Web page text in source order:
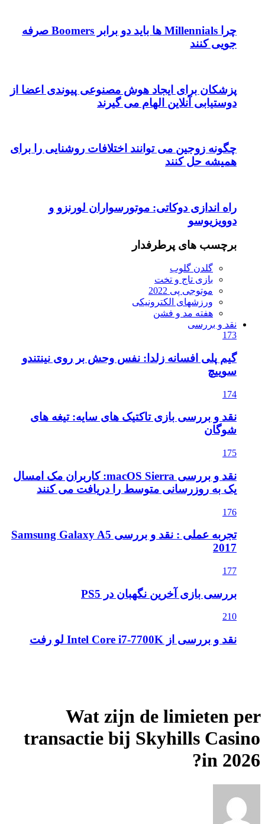
چرا Millennials ها باید دو برابر Boomers صرفه
جویی کنند
پزشکان برای ایجاد هوش مصنوعی پیوندی اعضا از
دوستیابی آنلاین الهام می گیرند
چگونه زوجین می توانند اختلافات روشنایی را برای
همیشه حل کنند
راه اندازی دوکاتی: موتورسواران لورنزو و
دوویزیوسو
برچسب های پرطرفدار
گلدن گلوب
بازی تاج و تخت
موتوجی پی 2022
ورزشهای الکترونیکی
هفته مد و فشن
نقد و بررسی
173
گیم پلی افسانه زلدا: نفس وحش بر روی نینتندو
سوییچ
174
نقد و بررسی بازی تاکتیک های سایه: تیغه های
شوگان
175
نقد و بررسی macOS Sierra: کاربران مک امسال
یک به روزرسانی متوسط را دریافت می کنند
176
تجربه عملی : نقد و بررسی Samsung Galaxy A5
2017
177
بررسی بازی آخرین نگهبان در PS5
210
نقد و بررسی از Intel Core i7-7700K لو رفت
Wat zijn de limieten per
transactie bij Skyhills Casino
in 2026?